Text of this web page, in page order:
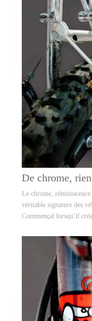
De chrome,
Le chrome,
véritable signature des
Commençal lorsqu’il